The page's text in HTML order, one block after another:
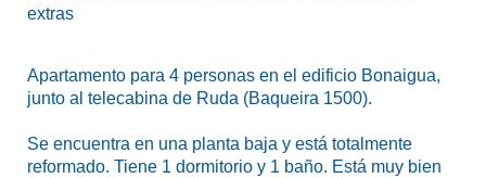
extras
Apartamento para 4 personas en el edificio Bonaigua,
junto al telecabina de Ruda (Baqueira 1500).
Se encuentra en una planta baja y está totalmente
reformado. Tiene 1 dormitorio y 1 baño. Está muy bien